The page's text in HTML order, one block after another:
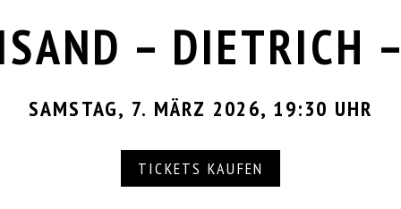
– DIETRICH
SAMSTAG, 7. MÄRZ 2026, 19:30 UHR
TICKETS KAUFEN